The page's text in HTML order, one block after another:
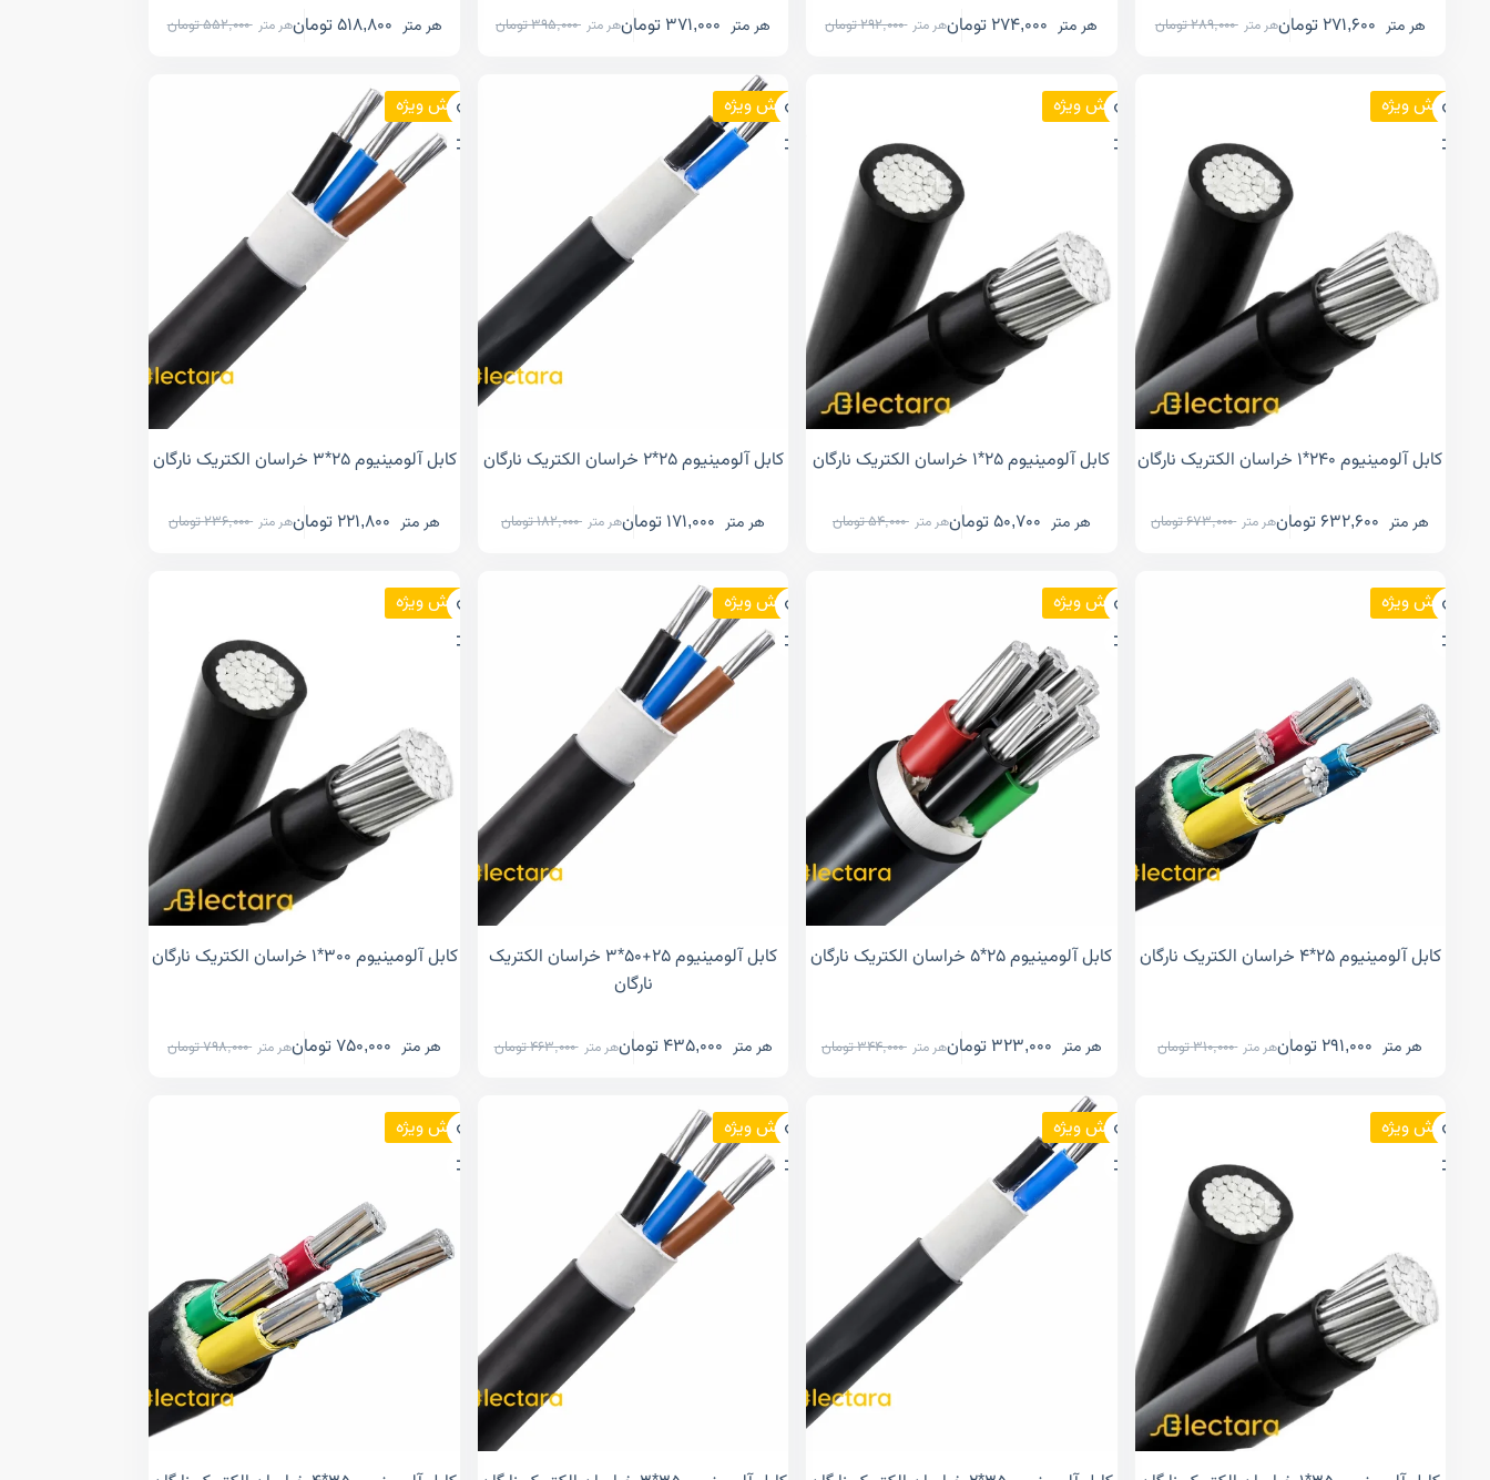
هر متر 289,000تومان هر متر 271,600 تومان هر متر 292,000تومان هر متر 274,000 تومان هر متر 395,000تومان هر متر 371,000 تومان هر متر 552,000تومان هر متر 518,800 تومان
فروش ویژه
کابل آلومینیوم ۲۴۰*۱ خراسان الکتریک نارگان
هر متر 673,000تومان هر متر 632,600 تومان
فروش ویژه
کابل آلومینیوم ۲۵*۱ خراسان الکتریک نارگان
هر متر 54,000تومان هر متر 50,700 تومان
فروش ویژه
کابل آلومینیوم ۲۵*۲ خراسان الکتریک نارگان
هر متر 182,000تومان هر متر 171,000 تومان
فروش ویژه
کابل آلومینیوم ۲۵*۳ خراسان الکتریک نارگان
هر متر 236,000تومان هر متر 221,800 تومان
فروش ویژه
کابل آلومینیوم ۲۵*۴ خراسان الکتریک نارگان
هر متر 310,000تومان هر متر 291,000 تومان
فروش ویژه
کابل آلومینیوم ۲۵*۵ خراسان الکتریک نارگان
هر متر 344,000تومان هر متر 323,000 تومان
فروش ویژه
کابل آلومینیوم ۲۵+۵۰*۳ خراسان الکتریک
نارگان
هر متر 463,000تومان هر متر 435,000 تومان
فروش ویژه
کابل آلومینیوم ۳۰۰*۱ خراسان الکتریک نارگان
هر متر 798,000تومان هر متر 750,000 تومان
فروش ویژه فروش ویژه فروش ویژه فروش ویژه